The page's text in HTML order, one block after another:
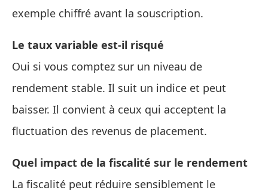
exemple chiffré avant la souscription.
Le taux variable est‑il risqué
Oui si vous comptez sur un niveau de
rendement stable. Il suit un indice et peut
baisser. Il convient à ceux qui acceptent la
fluctuation des revenus de placement.
Quel impact de la fiscalité sur le rendement
La fiscalité peut réduire sensiblement le